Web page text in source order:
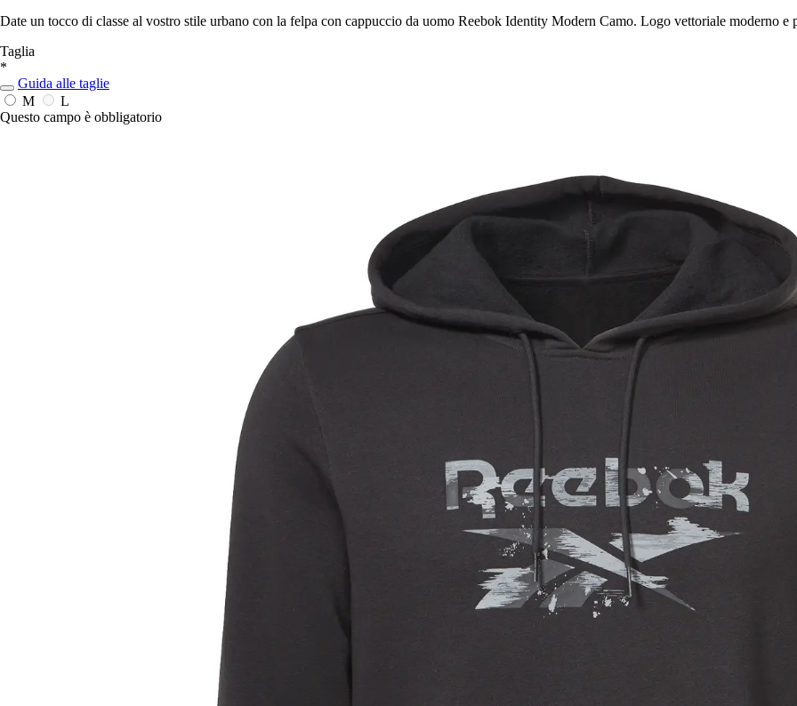
Date un tocco di classe al vostro stile urbano con la felpa con cappuccio da uomo Reebok Identity Modern Camo. Logo vettoriale moderno e
Taglia
*
Guida alle taglie
M
L
Questo campo è obbligatorio